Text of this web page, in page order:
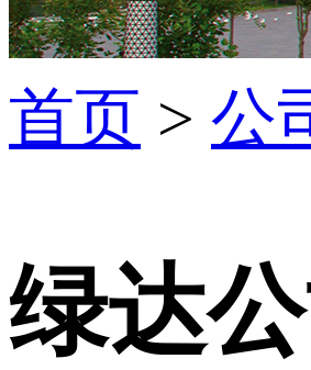
首页 > 公
绿达